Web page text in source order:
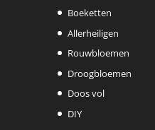
Boeketten
Allerheiligen
Rouwbloemen
Droogbloemen
Doos vol
DIY